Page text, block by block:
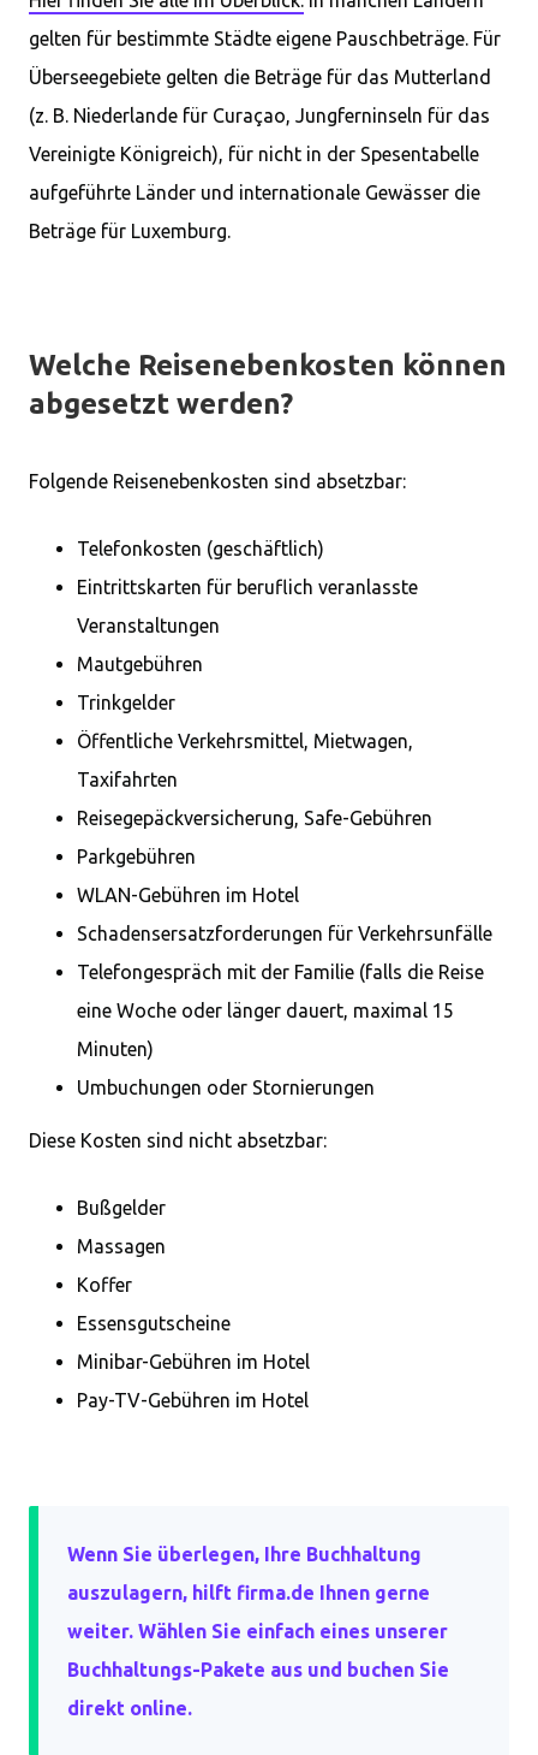
gelten für bestimmte Städte eigene Pauschbeträge. Für
Überseegebiete gelten die Beträge für das Mutterland
(z. B. Niederlande für Curaçao, Jungferninseln für das
Vereinigte Königreich), für nicht in der Spesentabelle
aufgeführte Länder und internationale Gewässer die
Beträge für Luxemburg.
Welche Reisenebenkosten können
abgesetzt werden?
Folgende Reisenebenkosten sind absetzbar:
Telefonkosten (geschäftlich)
Eintrittskarten für beruflich veranlasste
Veranstaltungen
Mautgebühren
Trinkgelder
Öffentliche Verkehrsmittel, Mietwagen,
Taxifahrten
Reisegepäckversicherung, Safe-Gebühren
Parkgebühren
WLAN-Gebühren im Hotel
Schadensersatzforderungen für Verkehrsunfälle
Telefongespräch mit der Familie (falls die Reise
eine Woche oder länger dauert, maximal 15
Minuten)
Umbuchungen oder Stornierungen
Diese Kosten sind nicht absetzbar:
Bußgelder
Massagen
Koffer
Essensgutscheine
Minibar-Gebühren im Hotel
Pay-TV-Gebühren im Hotel
Wenn Sie überlegen, Ihre Buchhaltung
auszulagern, hilft firma.de Ihnen gerne
weiter. Wählen Sie einfach eines unserer
Buchhaltungs-Pakete aus und buchen Sie
direkt online.